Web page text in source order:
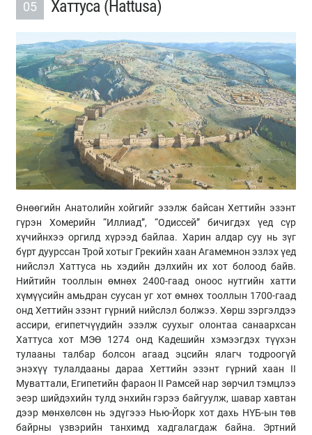
05 Хаттуса (Hattusa)
Өнөөгийн Анатолийн хойгийг эзэлж байсан Хеттийн эзэнт
гүрэн Хомерийн “Иллиад”, “Одиссей” бичигдэх үед сүр
хүчийнхээ оргилд хүрээд байлаа. Харин алдар суу нь зүг
бүрт дуурссан Трой хотыг Грекийн хаан Агамемнон эзлэх үед
нийслэл Хаттуса нь хэдийн дэлхийн их хот болоод байв.
Нийтийн тооллын өмнөх 2400-гаад оноос нутгийн хатти
хүмүүсийн амьдран суусан уг хот өмнөх тооллын 1700-гаад
онд Хеттийн эзэнт гүрний нийслэл болжээ. Хөрш зэргэлдээ
ассири, египетчүүдийн эзэлж суухыг олонтаа санаархсан
Хаттуса хот МЭӨ 1274 онд Кадешийн хэмээгдэх түүхэн
тулааны талбар болсон агаад эцсийн ялагч тодроогүй
энэхүү тулалдааны дараа Хеттийн эзэнт гүрний хаан II
Муваттали, Египетийн фараон II Рамсей нар зөрчил тэмцлээ
эеэр шийдэхийн тулд энхийн гэрээ байгуулж, шавар хавтан
дээр мөнхөлсөн нь эдүгэээ Нью-Йорк хот дахь НҮБ-ын төв
байрны үзвэрийн танхимд хадгалагдаж байна. Эртний